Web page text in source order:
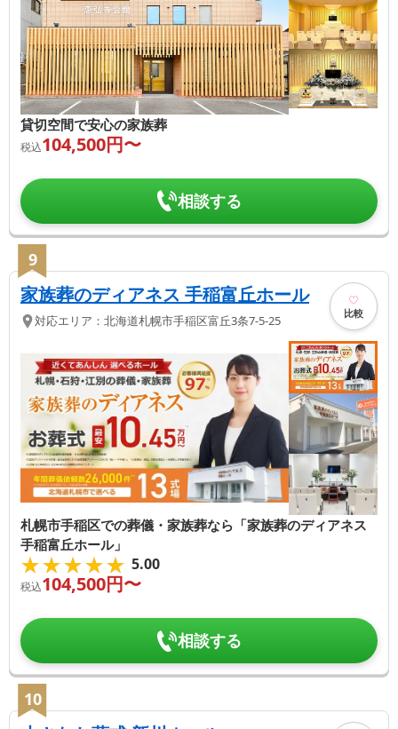
貸切空間で安心の家族葬
税込104,500円〜
相談する
9
家族葬のディアネス 手稲富丘ホール
対応エリア： 北海道札幌市手稲区富丘3条7-5-25 比較
札幌市手稲区での葬儀・家族葬なら「家族葬のディアネス
手稲富丘ホール」
★★★★★
★★★★★ 5.00
税込104,500円〜
相談する
10